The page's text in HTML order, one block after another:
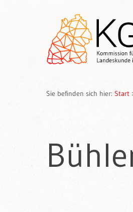
Sie befinden sich hier: Start